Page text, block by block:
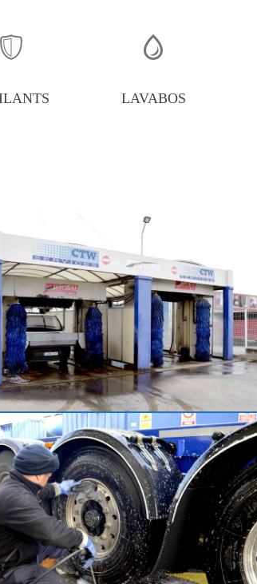
LAVABOS
Parking
Lavado